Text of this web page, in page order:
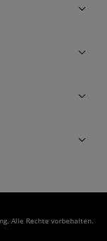
Alle Rechte vorbehalten.